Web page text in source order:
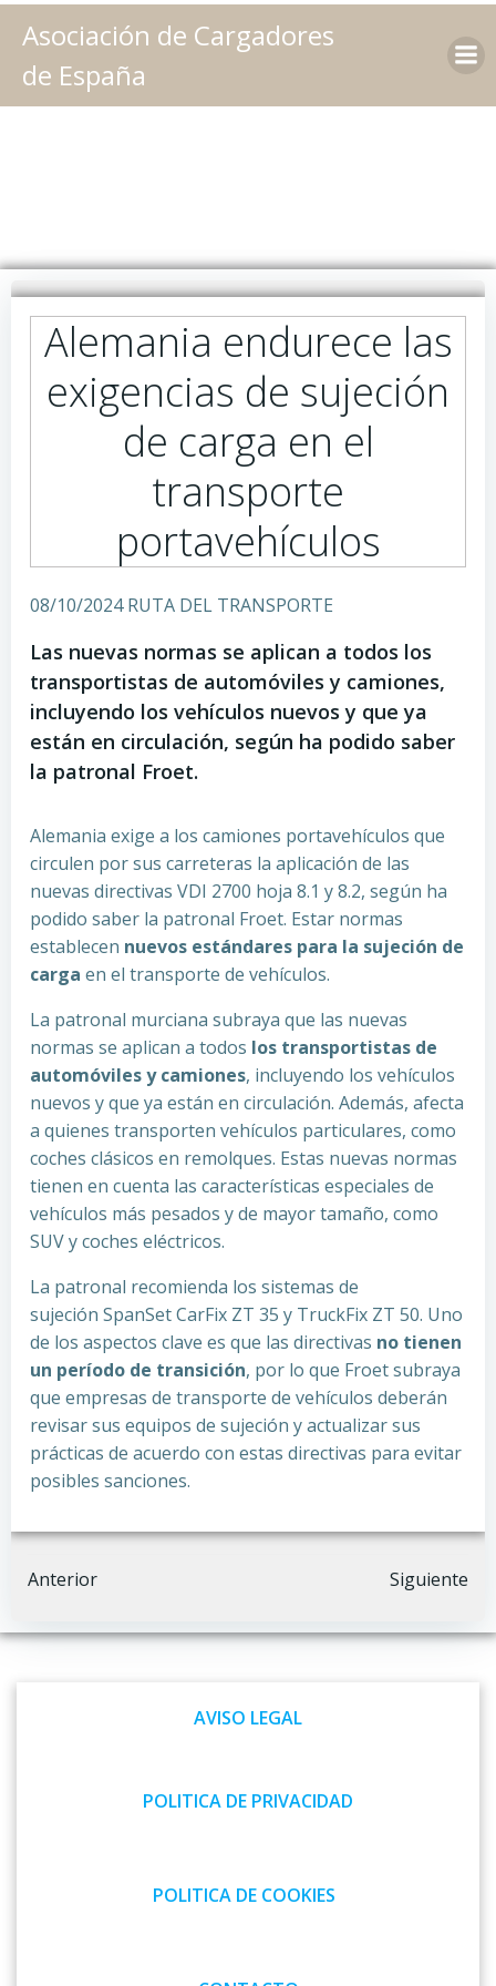
Saltar
al
Asociación de Cargadores
de España
Alemania endurece las
exigencias de sujeción
de carga en el
transporte
portavehículos
08/10/2024 RUTA DEL TRANSPORTE
Las nuevas normas se aplican a todos los
transportistas de automóviles y camiones,
incluyendo los vehículos nuevos y que ya
están en circulación, según ha podido saber
la patronal Froet.
Alemania exige a los camiones portavehículos que
circulen por sus carreteras la aplicación de las
nuevas directivas VDI 2700 hoja 8.1 y 8.2, según ha
podido saber la patronal Froet. Estar normas
establecen nuevos estándares para la sujeción de
carga en el transporte de vehículos.
La patronal murciana subraya que las nuevas
normas se aplican a todos los transportistas de
automóviles y camiones, incluyendo los vehículos
nuevos y que ya están en circulación. Además, afecta
a quienes transporten vehículos particulares, como
coches clásicos en remolques. Estas nuevas normas
tienen en cuenta las características especiales de
vehículos más pesados y de mayor tamaño, como
SUV y coches eléctricos.
La patronal recomienda los sistemas de
sujeción SpanSet CarFix ZT 35 y TruckFix ZT 50. Uno
de los aspectos clave es que las directivas no tienen
un período de transición, por lo que Froet subraya
que empresas de transporte de vehículos deberán
revisar sus equipos de sujeción y actualizar sus
prácticas de acuerdo con estas directivas para evitar
posibles sanciones.
Navegación
por
Anterior
Navegación
por
las
Siguiente
AVISO LEGAL
POLITICA DE PRIVACIDAD
POLITICA DE COOKIES